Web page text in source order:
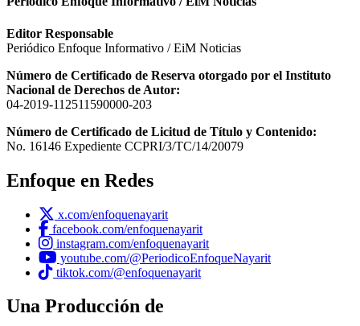
Editor Responsable
Periódico Enfoque Informativo / EiM Noticias
Número de Certificado de Reserva otorgado por el Instituto
Nacional de Derechos de Autor:
04-2019-112511590000-203
Número de Certificado de Licitud de Título y Contenido:
No. 16146 Expediente CCPRI/3/TC/14/20079
Enfoque en Redes
x.com/enfoquenayarit
facebook.com/enfoquenayarit
instagram.com/enfoquenayarit
youtube.com/@PeriodicoEnfoqueNayarit
tiktok.com/@enfoquenayarit
Una Producción de